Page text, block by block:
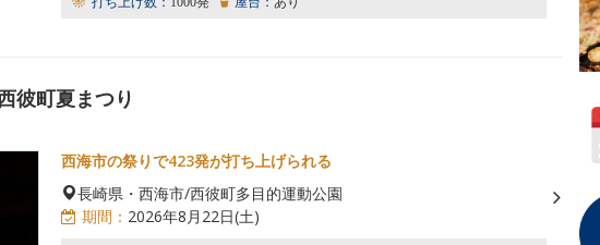
彼町夏まつり
西海市の祭りで423発が打ち上げられる
長崎県・西海市/西彼町多目的運動公園
期間： 2026年8月22日(土)